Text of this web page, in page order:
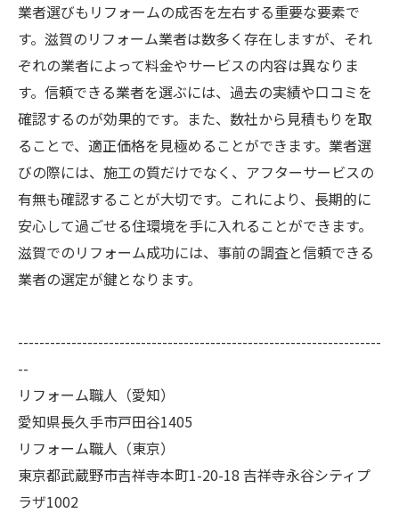
業者選びもリフォームの成否を左右する重要な要素で
す。滋賀のリフォーム業者は数多く存在しますが、それ
ぞれの業者によって料金やサービスの内容は異なりま
す。信頼できる業者を選ぶには、過去の実績や口コミを
確認するのが効果的です。また、数社から見積もりを取
ることで、適正価格を見極めることができます。業者選
びの際には、施工の質だけでなく、アフターサービスの
有無も確認することが大切です。これにより、長期的に
安心して過ごせる住環境を手に入れることができます。
滋賀でのリフォーム成功には、事前の調査と信頼できる
業者の選定が鍵となります。
--------------------------------------------------------------------
--
リフォーム職人（愛知）
愛知県長久手市戸田谷1405
リフォーム職人（東京）
東京都武蔵野市吉祥寺本町1-20-18 吉祥寺永谷シティプ
ラザ1002